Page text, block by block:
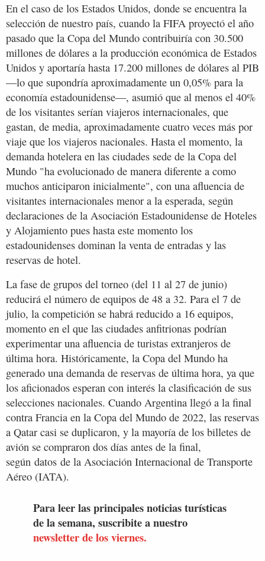
En el caso de los Estados Unidos, donde se encuentra la
selección de nuestro país, cuando la FIFA proyectó el año
pasado que la Copa del Mundo contribuiría con 30.500
millones de dólares a la producción económica de Estados
Unidos y aportaría hasta 17.200 millones de dólares al PIB
—lo que supondría aproximadamente un 0,05% para la
economía estadounidense—, asumió que al menos el 40%
de los visitantes serían viajeros internacionales, que
gastan, de media, aproximadamente cuatro veces más por
viaje que los viajeros nacionales. Hasta el momento, la
demanda hotelera en las ciudades sede de la Copa del
Mundo "ha evolucionado de manera diferente a como
muchos anticiparon inicialmente", con una afluencia de
visitantes internacionales menor a la esperada, según
declaraciones de la Asociación Estadounidense de Hoteles
y Alojamiento pues hasta este momento los
estadounidenses dominan la venta de entradas y las
reservas de hotel.
La fase de grupos del torneo (del 11 al 27 de junio)
reducirá el número de equipos de 48 a 32. Para el 7 de
julio, la competición se habrá reducido a 16 equipos,
momento en el que las ciudades anfitrionas podrían
experimentar una afluencia de turistas extranjeros de
última hora. Históricamente, la Copa del Mundo ha
generado una demanda de reservas de última hora, ya que
los aficionados esperan con interés la clasificación de sus
selecciones nacionales. Cuando Argentina llegó a la final
contra Francia en la Copa del Mundo de 2022, las reservas
a Qatar casi se duplicaron, y la mayoría de los billetes de
avión se compraron dos días antes de la final,
según datos de la Asociación Internacional de Transporte
Aéreo (IATA).
Para leer las principales noticias turísticas
de la semana, suscribite a nuestro
newsletter de los viernes.